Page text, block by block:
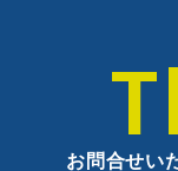
お問合せい